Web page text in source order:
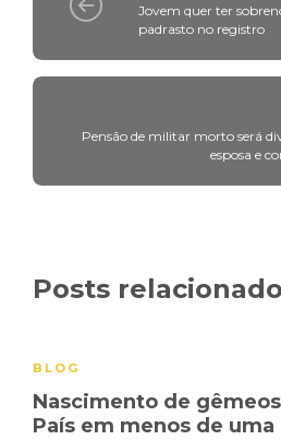
Jovem quer ter
padrasto no registro
Pensão de militar morto será
esposa e
Posts
BLOG
Nascimento de
País em menos de uma